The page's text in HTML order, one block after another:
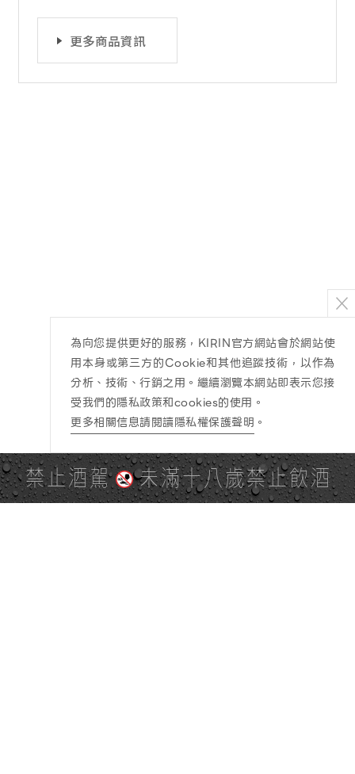
更多商品資訊
禁止酒駕 未滿十八歲禁止飲酒
為向您提供更好的服務，KIRIN官方網站會於網站使
用本身或第三方的Cookie和其他追蹤技術，以作為
分析、技術、行銷之用。繼續瀏覽本網站即表示您接
受我們的隱私政策和cookies的使用。
更多相關信息請閱讀隱私權保護聲明 。
PAGE TOP